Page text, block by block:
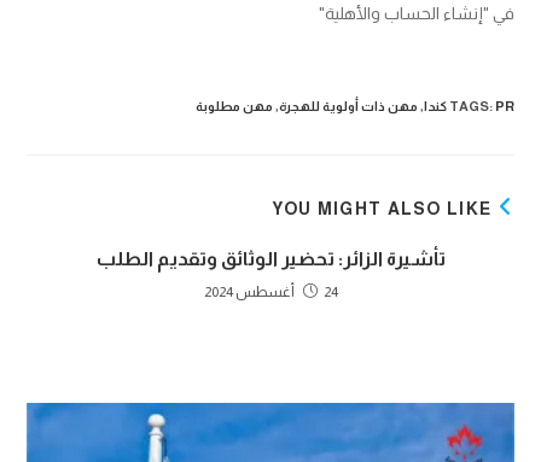
في "إنشاء الحساب والأهلية"
TAGS: PR كندا , مهن ذات أولوية للهجرة, مهن مطلوبة
YOU MIGHT ALSO LIKE
تأشيرة الزائر: تحضير الوثائق وتقديم الطلب
24 أغسطس 2024